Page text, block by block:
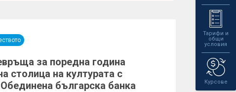
Тарифи и
общи
условия
Курсове
за поредна година
столица на културата с
българска банка